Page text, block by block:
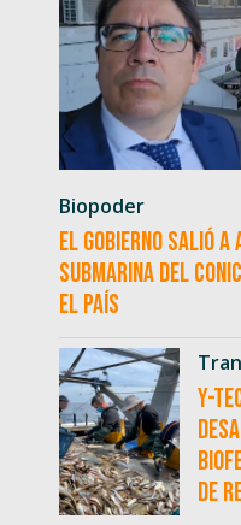
Biopoder
El Gobierno salió
submarina del
el país
Y-
de